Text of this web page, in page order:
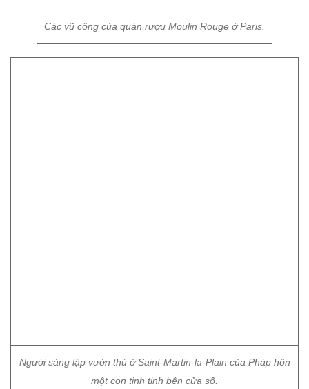
Các vũ công của quán rượu Moulin Rouge ở Paris.
Người sáng lập vườn thú ở Saint-Martin-la-Plain của Pháp hôn
một con tinh tinh bên cửa sổ.